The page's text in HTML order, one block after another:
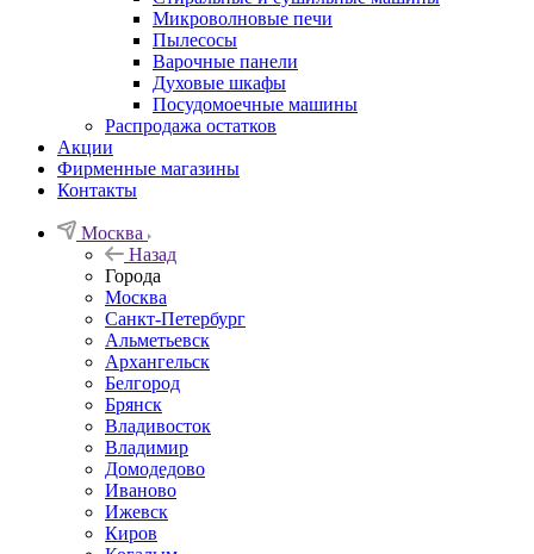
Микроволновые печи
Пылесосы
Варочные панели
Духовые шкафы
Посудомоечные машины
Распродажа остатков
Акции
Фирменные магазины
Контакты
Москва
Назад
Города
Москва
Санкт-Петербург
Альметьевск
Архангельск
Белгород
Брянск
Владивосток
Владимир
Домодедово
Иваново
Ижевск
Киров